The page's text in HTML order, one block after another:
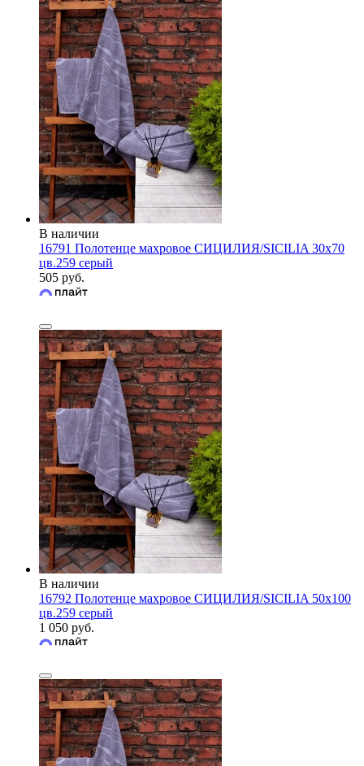
В наличии
16791 Полотенце махровое СИЦИЛИЯ/SICILIA 30х70
цв.259 серый
505 руб.
В наличии
16792 Полотенце махровое СИЦИЛИЯ/SICILIA 50х100
цв.259 серый
1 050 руб.